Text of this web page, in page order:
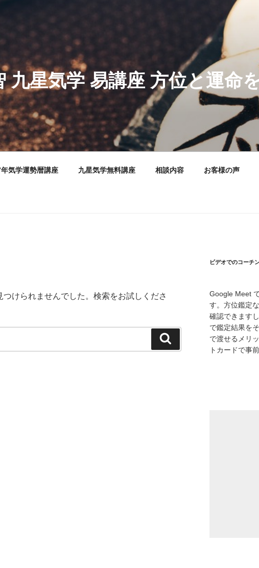
九星気学 易講座 方位と運命
気学運勢暦講座 九星気学無料講座 相談内容 お客様の声
けられませんでした。検索をお試しくださ
索
ビデオでのコーチ
Google Meet
す。方位鑑定
確認できます
で鑑定結果を
で渡せるメリ
トカードで事